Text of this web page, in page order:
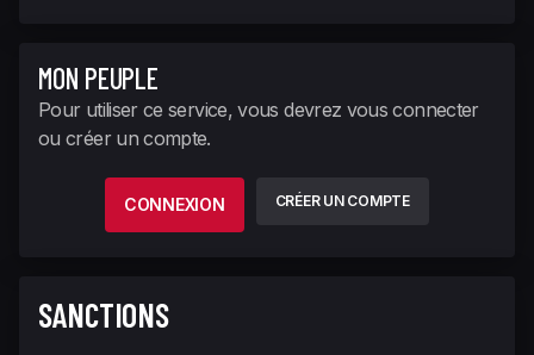
MON PEUPLE
Pour utiliser ce service, vous devrez vous connecter
ou créer un compte.
CONNEXION CRÉER UN COMPTE
SANCTIONS